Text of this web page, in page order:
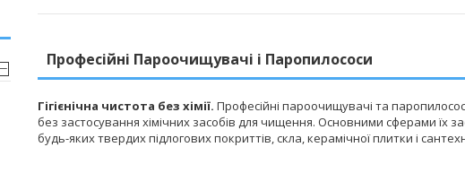
Професійні Пароочищувачі і Паропилососи
Гігієнічна чистота без хімії. Професійні пароочищувачі та
без застосування хімічних засобів для чищення. Основними сферами їх
будь-яких твердих підлогових покриттів, скла, керамічної плитки і